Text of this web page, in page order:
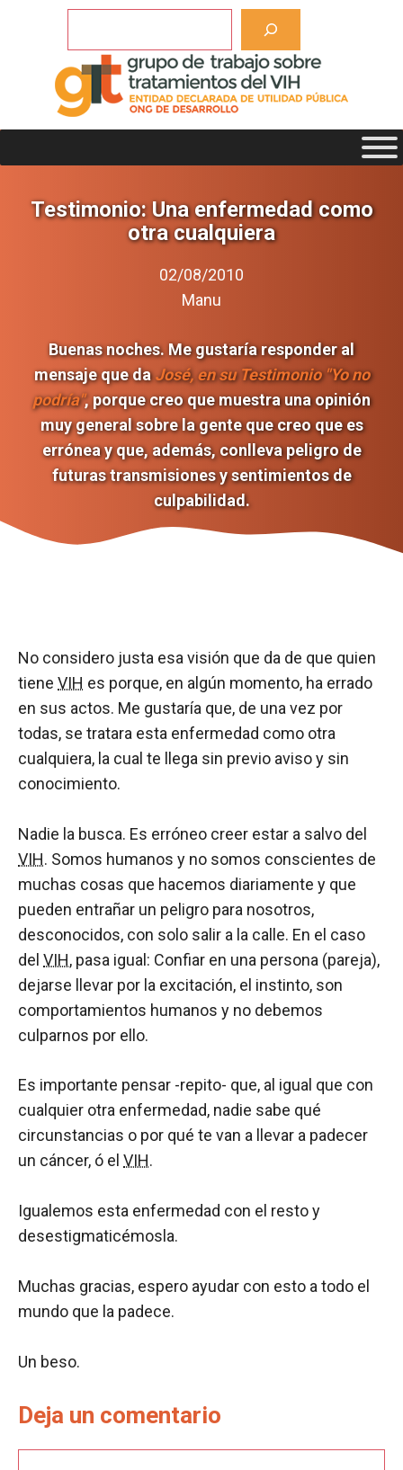
Testimonio: Una enfermedad como
otra cualquiera
02/08/2010
Manu
Buenas noches. Me gustaría responder al
mensaje que daJosé, en su Testimonio "Yo no
podría", porque creo que muestra una opinión
muy general sobre la gente que creo que es
errónea y que, además, conlleva peligro de
futuras transmisiones y sentimientos de
culpabilidad.
No considero justa esa visión que da de que quien
tiene VIH es porque, en algún momento, ha errado
en sus actos. Me gustaría que, de una vez por
todas, se tratara esta enfermedad como otra
cualquiera, la cual te llega sin previo aviso y sin
conocimiento.
Nadie la busca. Es erróneo creer estar a salvo del
VIH. Somos humanos y no somos conscientes de
muchas cosas que hacemos diariamente y que
pueden entrañar un peligro para nosotros,
desconocidos, con solo salir a la calle. En el caso
del VIH, pasa igual: Confiar en una persona (pareja),
dejarse llevar por la excitación, el instinto, son
comportamientos humanos y no debemos
culparnos por ello.
Es importante pensar -repito- que, al igual que con
cualquier otra enfermedad, nadie sabe qué
circunstancias o por qué te van a llevar a padecer
un cáncer, ó el VIH.
Igualemos esta enfermedad con el resto y
desestigmaticémosla.
Muchas gracias, espero ayudar con esto a todo el
mundo que la padece.
Un beso.
Deja un comentario